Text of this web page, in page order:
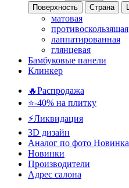
Поверхность
Страна
матовая
противоскользящая
лаппатированная
глянцевая
Бамбуковые панели
Клинкер
🔥Распродажа
⭐-40% на плитку
⚡️Ликвидация
3D дизайн
Аналог по фото Новинка
Новинки
Производители
Адрес салона